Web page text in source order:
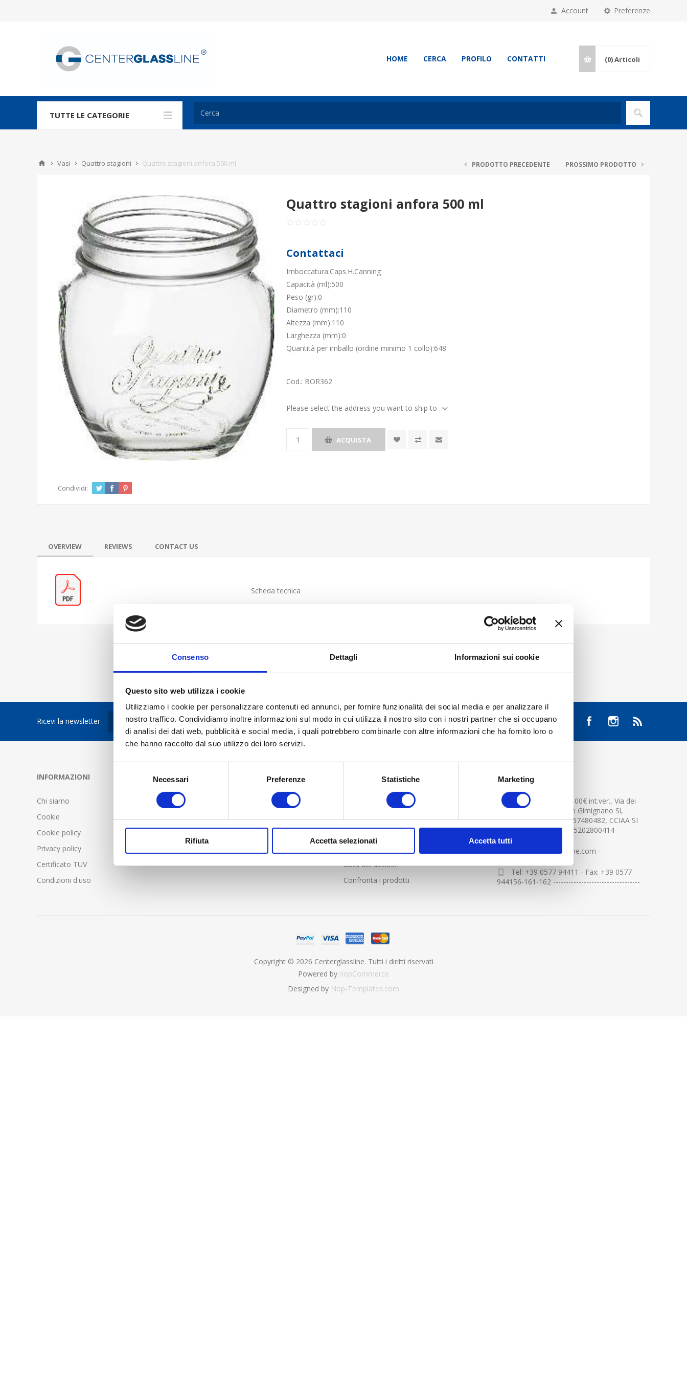
Consenso Dettagli Informazioni sui cookie
Questo sito web utilizza i cookie
Utilizziamo i cookie per personalizzare contenuti ed annunci, per fornire funzionalità dei social media e per analizzare il
nostro traffico. Condividiamo inoltre informazioni sul modo in cui utilizza il nostro sito con i nostri partner che si occupano
di analisi dei dati web, pubblicità e social media, i quali potrebbero combinarle con altre informazioni che ha fornito loro o
che hanno raccolto dal suo utilizzo dei loro servizi.
Necessari Preferenze Statistiche Marketing
Rifiuta Accetta selezionati Accetta tutti
Preferenze
Account
HOME CERCA PROFILO CONTATTI (0)Articoli
TUTTE LE CATEGORIE
Vasi Quattro stagioni Quattro stagioni anfora 500 ml PRODOTTO PRECEDENTE PROSSIMO PRODOTTO
Quattro stagioni anfora 500 ml
Contattaci
Imboccatura:Caps.H.Canning
Capacità (ml):500
Peso (gr):0
Diametro (mm):110
Altezza (mm):110
Larghezza (mm):0
Quantità per imballo (ordine minimo 1 collo):648
Cod.: BOR362
Please select the address you want to ship to
ACQUISTA
Condividi:
OVERVIEW REVIEWS CONTACT US
Scheda tecnica
Ricevi la newsletter
INFORMAZIONI
Chi siamo
Cookie
Cookie policy
Privacy policy
Certificato TUV
Condizioni d'uso
FAQ - Domande frequenti
Lista dei desideri
Confronta i prodotti
CONTATTACI
Cap.soc. 2.500.000,00€ int.ver., Via dei
platani n. 15, 53037 San Gimignano Si,
Part.IVA e Cod.Fisc.04367480482, CCIAA SI
n.94391 , MOCA=IT0905202800414-
info@centerglassline.com -
Tel: +39 0577 94411 - Fax: +39 0577
944156-161-162 ----------------------------------
Copyright © 2026 Centerglassline. Tutti i diritti riservati
Powered by nopCommerce
Designed by Nop-Templates.com